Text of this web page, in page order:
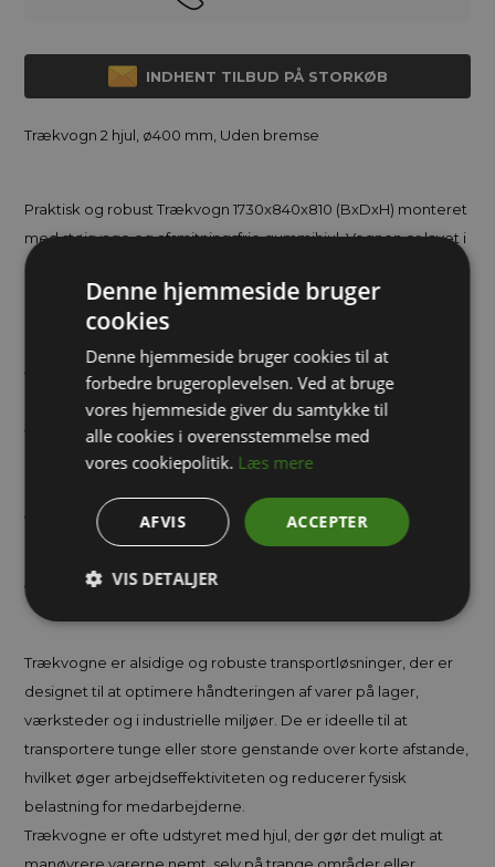
INDHENT TILBUD PÅ STORKØB
Trækvogn 2 hjul, ø400 mm, Uden bremse
Praktisk og robust Trækvogn 1730x840x810 (BxDxH) monteret
med støjsvage og afsmitningsfrie gummihjul. Vognen er lavet i
stål med en kraftig og slagfast pulverlakering.
På emballage-land.dk har vi et stort udvalg af bordvogne,
ESD vogne, rustfrie vogne, hyldevogne, lagervogne,
trækvogne, pladevogne og sværlastvogne til lager og
industri. Du kan få vognene i forskellige mål, så de passer til dit
formål. Se vores store udvalg her i webshoppen og hvis der er
noget du ikke kan finde eller hvis du har spørgsmål til et
vores kompetente medarbejdere sidder klar til at hjælpe.
Trækvogne – Effektiv Transport og Håndtering
Trækvogne er alsidige og robuste transportløsninger, der er
designet til at optimere håndteringen af varer på lager,
værksteder og i industrielle miljøer. De er ideelle til at
transportere tunge eller store genstande over korte afstande,
hvilket øger arbejdseffektiviteten og reducerer fysisk
belastning for medarbejderne.
Trækvogne er ofte udstyret med hjul, der gør det muligt at
manøvrere varerne nemt, selv på trange områder eller
Denne hjemmeside bruger
cookies
Denne hjemmeside bruger cookies til at
forbedre brugeroplevelsen. Ved at bruge
vores hjemmeside giver du samtykke til
alle cookies i overensstemmelse med
vores cookiepolitik. Læs mere
ACCEPTER
AFVIS
VIS DETALJER